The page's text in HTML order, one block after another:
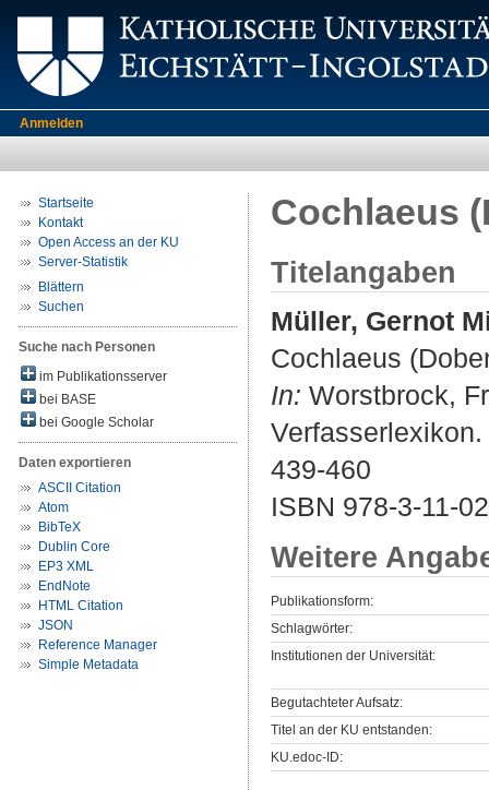
Anmelden
Startseite
Kontakt
Open Access an der KU
Server-Statistik
Blättern
Suchen
Suche nach Personen
im Publikationsserver
bei BASE
bei Google Scholar
Daten exportieren
ASCII Citation
Atom
BibTeX
Dublin Core
EP3 XML
EndNote
HTML Citation
JSON
Reference Manager
Simple Metadata
Cochlaeus
Titelangaben
Müller, Gernot
Cochlaeus
In: Worstbrock,
439-460
ISBN 978-3-11-
Weitere
Publikationsform:
Schlagwörter:
Institutionen der Universität:
Begutachteter Aufsatz:
Titel an der KU entstanden:
KU.edoc-ID: